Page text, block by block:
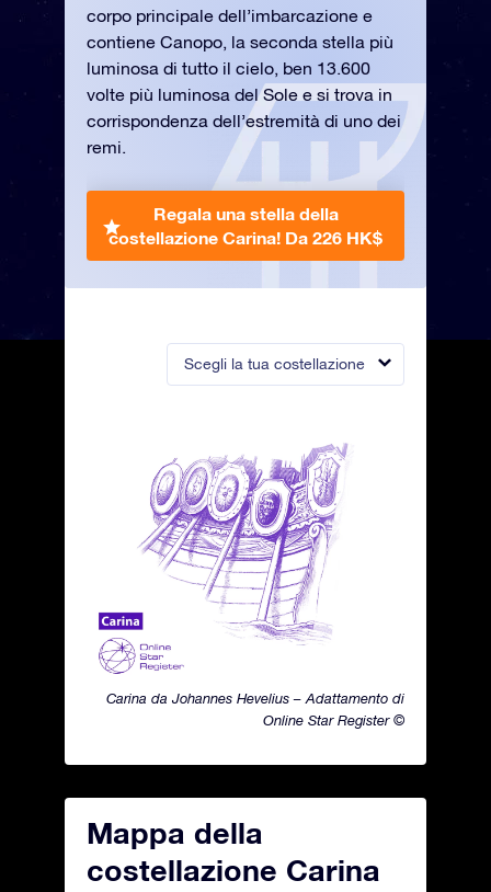
Scegli la tua costellazione
Carina da Johannes Hevelius – Adattamento di
Online Star Register ©
corpo principale dell’imbarcazione e
contiene Canopo, la seconda stella più
luminosa di tutto il cielo, ben 13.600
volte più luminosa del Sole e si trova in
corrispondenza dell’estremità di uno dei
remi.
Regala una stella della
costellazione Carina! Da 226 HK$
Mappa della
costellazione Carina